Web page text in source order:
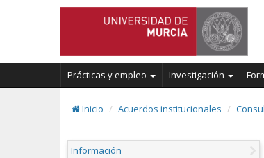
Prácticas y empleo Investigación
Inicio Acuerdos institucionales
Información